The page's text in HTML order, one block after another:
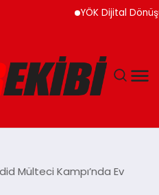
YÖK Dijital Dönüşüm
Mülteci Kampı’nda Ev